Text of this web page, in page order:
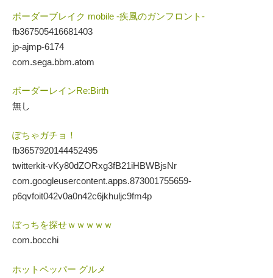
ボーダーブレイク mobile -疾風のガンフロント-
fb367505416681403
jp-ajmp-6174
com.sega.bbm.atom
ボーダーレインRe:Birth
無し
ぽちゃガチョ！
fb3657920144452495
twitterkit-vKy80dZORxg3fB21iHBWBjsNr
com.googleusercontent.apps.873001755659-
p6qvfoit042v0a0n42c6jkhuljc9fm4p
ぼっちを探せｗｗｗｗｗ
com.bocchi
ホットペッパー グルメ